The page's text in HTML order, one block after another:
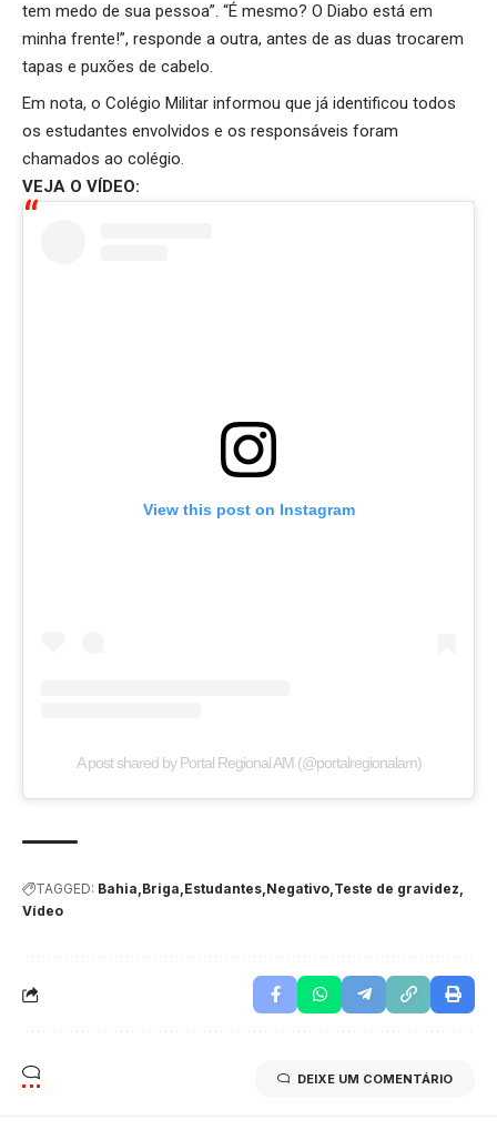
tem medo de sua pessoa”. “É mesmo? O Diabo está em
minha frente!”, responde a outra, antes de as duas trocarem
tapas e puxões de cabelo.
Em nota, o Colégio Militar informou que já identificou todos
os estudantes envolvidos e os responsáveis foram
chamados ao colégio.
VEJA O VÍDEO:
View this post on Instagram
A post shared by Portal Regional AM (@portalregionalam)
TAGGED: Bahia Briga Estudantes Negativo Teste de gravidez
Vídeo
DEIXE UM COMENTÁRIO